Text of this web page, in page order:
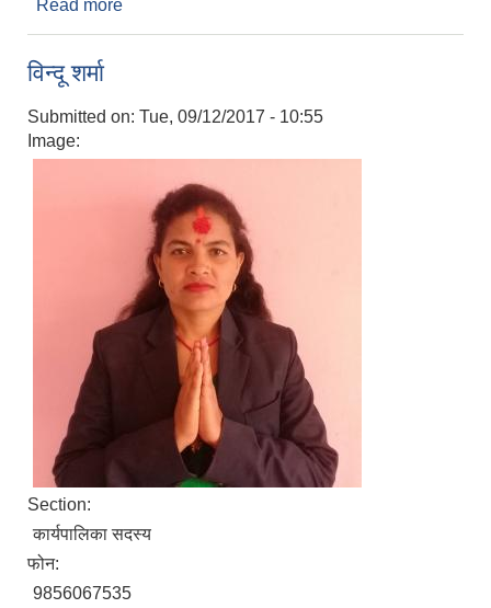
Read more
विन्दू शर्मा
Submitted on: Tue, 09/12/2017 - 10:55
Image:
Section:
कार्यपालिका सदस्य
फोन:
9856067535